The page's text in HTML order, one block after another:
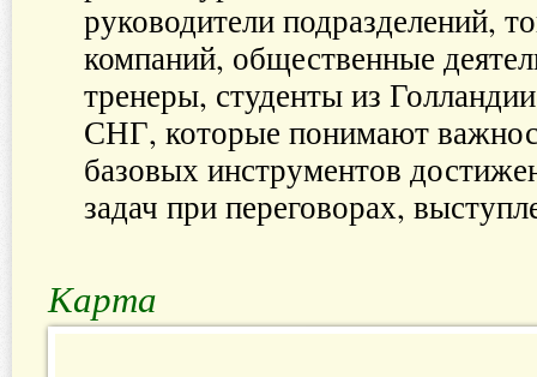
руководители подразделений,
компаний, общественные
тренеры, студенты из
СНГ, которые понимают
базовых инструментов
задач при переговорах,
Карта